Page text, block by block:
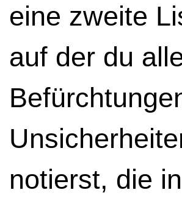
eine zweite
auf der du
notierst, die in